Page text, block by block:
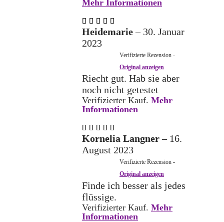
Mehr Informationen
mit
von 5
Heidemarie– 30. Januar
2023
Verifizierte Rezension -
Original anzeigen
Riecht gut. Hab sie aber
noch nicht getestet
Verifizierter Kauf. Mehr
Informationen
mit5
von 5
Kornelia Langner– 16.
August 2023
Verifizierte Rezension -
Original anzeigen
Finde ich besser als jedes
flüssige.
Verifizierter Kauf. Mehr
Informationen